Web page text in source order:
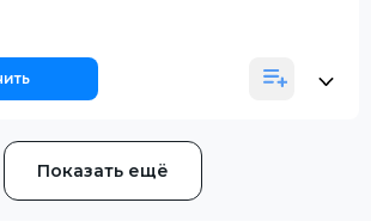
Показать ещё